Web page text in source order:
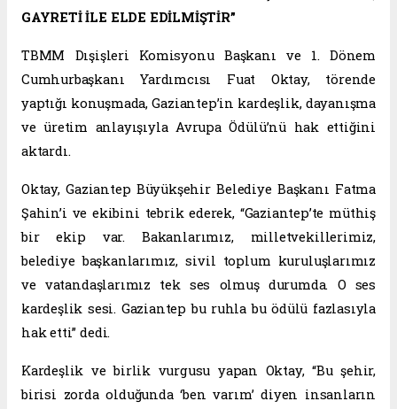
GAYRETİ İLE ELDE EDİLMİŞTİR”
TBMM Dışişleri Komisyonu Başkanı ve 1. Dönem
Cumhurbaşkanı Yardımcısı Fuat Oktay, törende
yaptığı konuşmada, Gaziantep’in kardeşlik, dayanışma
ve üretim anlayışıyla Avrupa Ödülü’nü hak ettiğini
aktardı.
Oktay, Gaziantep Büyükşehir Belediye Başkanı Fatma
Şahin’i ve ekibini tebrik ederek, “Gaziantep’te müthiş
bir ekip var. Bakanlarımız, milletvekillerimiz,
belediye başkanlarımız, sivil toplum kuruluşlarımız
ve vatandaşlarımız tek ses olmuş durumda. O ses
kardeşlik sesi. Gaziantep bu ruhla bu ödülü fazlasıyla
hak etti” dedi.
Kardeşlik ve birlik vurgusu yapan Oktay, “Bu şehir,
birisi zorda olduğunda ‘ben varım’ diyen insanların